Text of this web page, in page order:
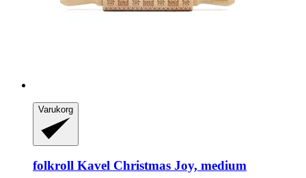
Varukorg
folkroll Kavel Christmas Joy, medium